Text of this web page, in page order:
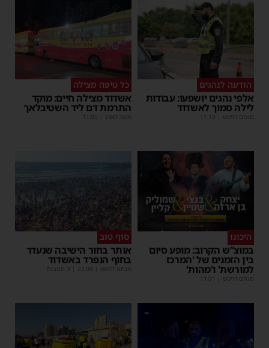
הודעה לנהגים
אלפי נהגים יושפעו: עבודות
לילה סמוך לאשדוד
מנחם דויטש 11:10
כל טיפה מצילה
אשדוד מצילה חיים: מוקד
התרמת דם ליד השטיבלאך
משה קאהן 11:05
היכונו
במוצ”ש הקרוב: מופע סיום
בין הזמנים של 'המרכז
למורשת' ו'מהות'
מנחם דויטש 11:01
סוף טוב
אותר בחור הישיבה שנעדר
בחוף הנפרד באשדוד
מנחם דויטש 22:08